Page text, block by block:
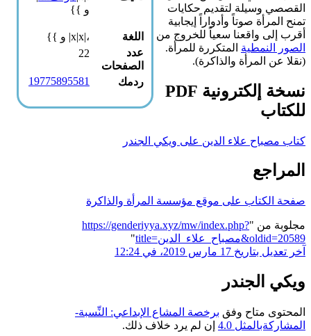
و }}
اللغة
،|x|x| و }}
عدد
الصفحات
22
ردمك 19775895581
القصصي وسيلة لتقديم حكايات
تمنح المرأة صوتاً وأدواراً إيجابية
أقرب إلى واقعنا سعياً للخروج من
الصور النمطية المتكررة للمرأة.
(نقلا عن المرأة والذاكرة).
نسخة إلكترونية PDF
للكتاب
كتاب مصباح علاء الدين على ويكي الجندر
المراجع
صفحة الكتاب على موقع مؤسسة المرأة والذاكرة
مجلوبة من "https://genderiyya.xyz/mw/index.php?
title=مصباح_علاء_الدين&oldid=20589
"
آخر تعديل بتاريخ 17 مارس 2019، في 12:24
ويكي الجندر
المحتوى متاح وفق برخصة المشاع الإبداعي: النِّسبة-
المشاركةبالمثل 4.0
إن لم يرد خلاف ذلك.